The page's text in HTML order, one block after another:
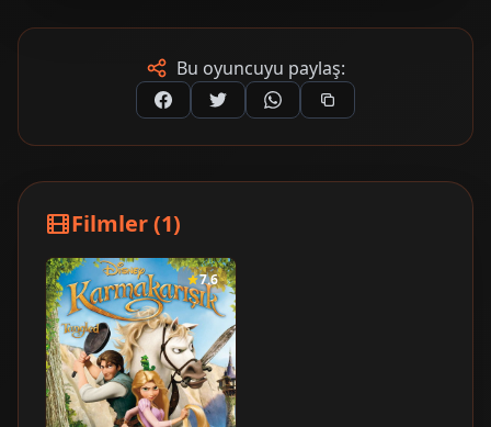
Bu oyuncuyu paylaş:
Filmler (1)
7.6